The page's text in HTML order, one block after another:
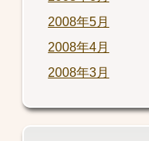
2008年5月
2008年4月
2008年3月